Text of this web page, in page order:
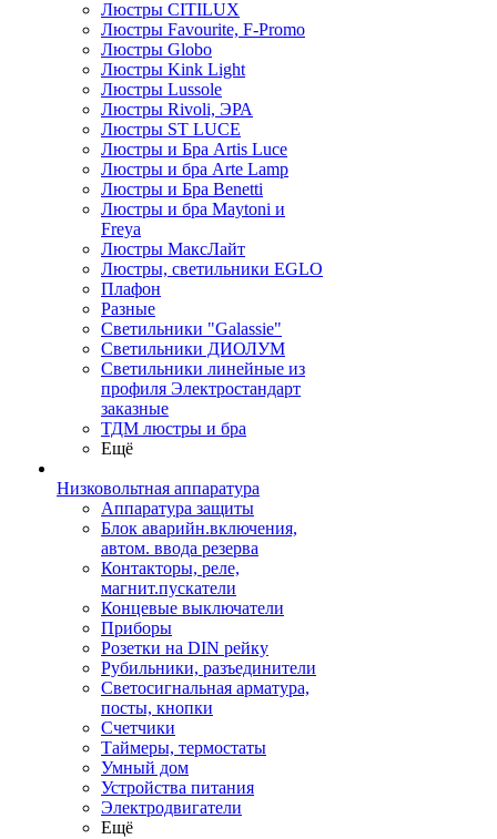
Люстры CITILUX
Люстры Favourite, F-Promo
Люстры Globo
Люстры Kink Light
Люстры Lussole
Люстры Rivoli, ЭРА
Люстры ST LUCE
Люстры и Бра Artis Luce
Люстры и бра Arte Lamp
Люстры и Бра Benetti
Люстры и бра Maytoni и
Freya
Люстры МаксЛайт
Люстры, светильники EGLO
Плафон
Разные
Светильники "Galassie"
Светильники ДИОЛУМ
Светильники линейные из
профиля Электростандарт
заказные
ТДМ люстры и бра
Ещё
Низковольтная аппаратура
Аппаратура защиты
Блок аварийн.включения,
автом. ввода резерва
Контакторы, реле,
магнит.пускатели
Концевые выключатели
Приборы
Розетки на DIN рейку
Рубильники, разъединители
Светосигнальная арматура,
посты, кнопки
Счетчики
Таймеры, термостаты
Умный дом
Устройства питания
Электродвигатели
Ещё